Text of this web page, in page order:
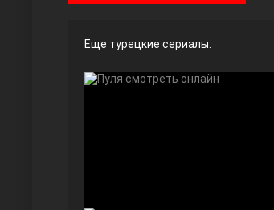
Ты назови
Еще турецкие сериалы: